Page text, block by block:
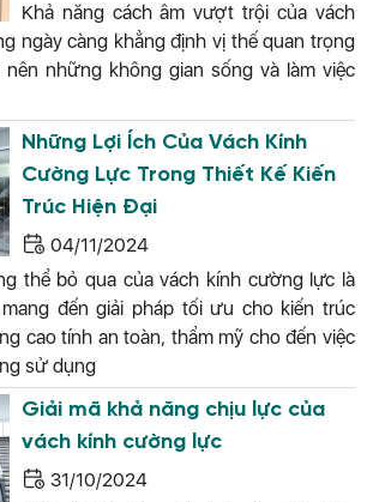
Khả năng cách âm vượt trội của vách
ngày càng khẳng định vị thế quan trọng
những không gian sống và làm việc
Những Lợi Ích Của Vách Kính
Cường Lực Trong Thiết Kế Kiến
Trúc Hiện Đại
04/11/2024
thể bỏ qua của vách kính cường lực là
đến giải pháp tối ưu cho kiến trúc
cao tính an toàn, thẩm mỹ cho đến việc
sử dụng
Giải mã khả năng chịu lực của
vách kính cường lực
31/10/2024